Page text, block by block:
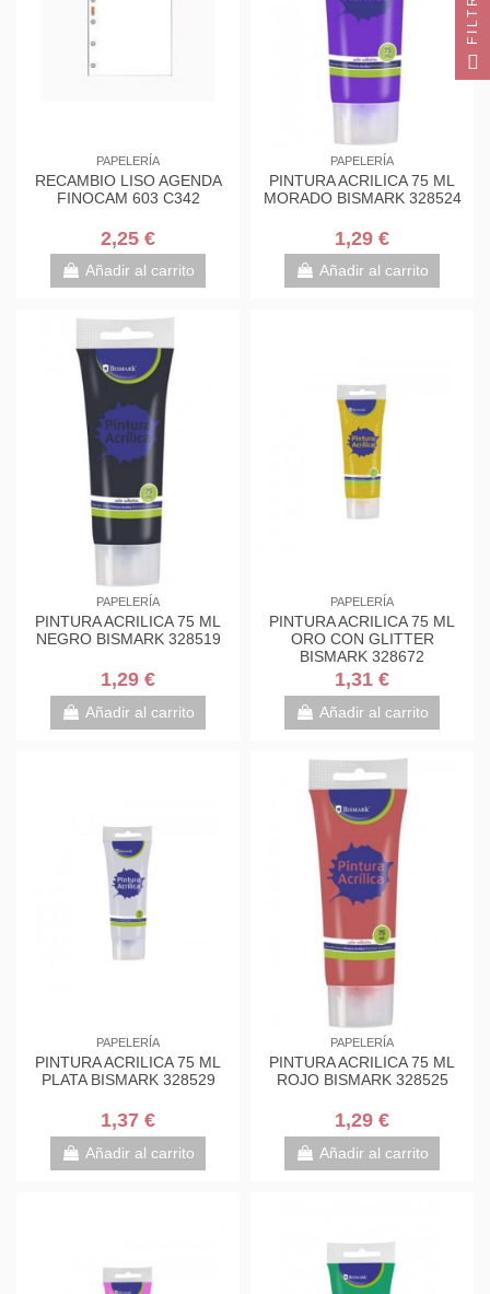
PAPELERÍA
RECAMBIO LISO AGENDA
FINOCAM 603 C342
2,25 €
Añadir al carrito
PAPELERÍA
PINTURA ACRILICA 75 ML
MORADO BISMARK 328524
1,29 €
Añadir al carrito
PAPELERÍA
PINTURA ACRILICA 75 ML
NEGRO BISMARK 328519
1,29 €
Añadir al carrito
PAPELERÍA
PINTURA ACRILICA 75 ML
ORO CON GLITTER
BISMARK 328672
1,31 €
Añadir al carrito
PAPELERÍA
PINTURA ACRILICA 75 ML
PLATA BISMARK 328529
1,37 €
Añadir al carrito
PAPELERÍA
PINTURA ACRILICA 75 ML
ROJO BISMARK 328525
1,29 €
Añadir al carrito